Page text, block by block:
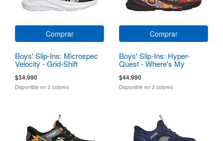
Comprar
Boys' Slip-Ins: Microspec
Velocity - Grid-Shift
$34.990
Disponible en 2 colores
Comprar
Boys' Slip-Ins: Hyper-
Quest - Where's My
$44.990
Disponible en 3 colores